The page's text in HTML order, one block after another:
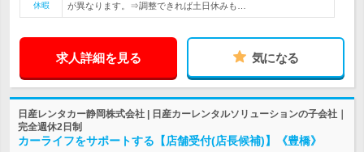
休暇
が異なります。⇒調整できれば土日休みも…
求人詳細を見る 気になる
日産レンタカー静岡株式会社 | 日産カーレンタルソリューションの子会社｜
完全週休2日制
カーライフをサポートする【店舗受付(店長候補)】《豊橋》